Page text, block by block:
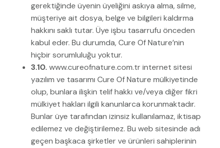
gerektiğinde üyenin üyeliğini askıya alma, silme,
müşteriye ait dosya, belge ve bilgileri kaldırma
hakkını saklı tutar. Üye işbu tasarrufu önceden
kabul eder. Bu durumda, Cure Of Nature’nin
hiçbir sorumluluğu yoktur.
3.10. www.cureofnature.com.tr internet sitesi
yazılım ve tasarımı Cure Of Nature mülkiyetinde
olup, bunlara ilişkin telif hakkı ve/veya diğer fikri
mülkiyet hakları ilgili kanunlarca korunmaktadır.
Bunlar üye tarafından izinsiz kullanılamaz, iktisap
edilemez ve değiştirilemez. Bu web sitesinde adı
geçen başkaca şirketler ve ürünleri sahiplerinin